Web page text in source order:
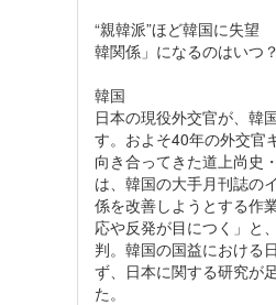
“親韓派”ほど韓国に失望
韓関係」になるのはいつ？
韓国
日本の現役外交官が、韓
す。およそ40年の外交官
向き合ってきた道上尚史
は、韓国の大手月刊誌の
係を改善しようとする作
応や反発が目につく」と
判。韓国の国益における
ず、日本に関する研究が
た。